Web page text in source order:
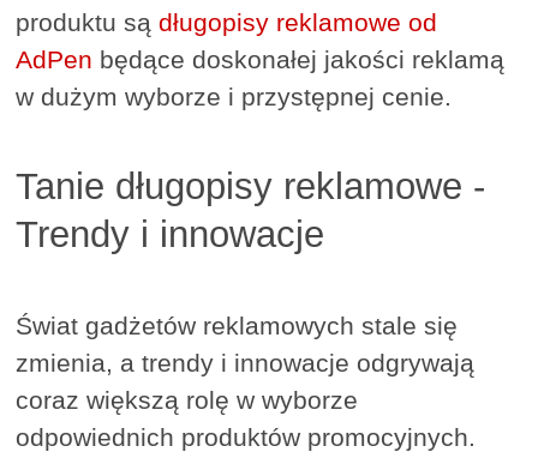
produktu sądługopisy reklamowe od
AdPen będące doskonałej jakości reklamą
w dużym wyborze i przystępnej cenie.
Tanie długopisy reklamowe -
Trendy i innowacje
Świat gadżetów reklamowych stale się
zmienia, a trendy i innowacje odgrywają
coraz większą rolę w wyborze
odpowiednich produktów promocyjnych.